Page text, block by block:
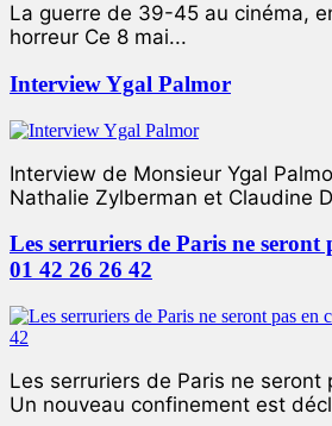
La guerre de 39-45 au cinéma,
horreur Ce 8 mai...
Interview Ygal Palmor
Interview de Monsieur Ygal
Nathalie Zylberman et Claudine
Les serruriers de Paris ne seront
01 42 26 26 42
Les serruriers de Paris ne seront
Un nouveau confinement est